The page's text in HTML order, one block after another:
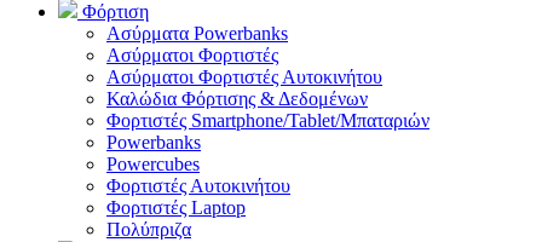
Φόρτιση
Ασύρματα Powerbanks
Aσύρματοι Φορτιστές
Ασύρματοι Φορτιστές Αυτοκινήτου
Καλώδια Φόρτισης & Δεδομένων
Φορτιστές Smartphone/Tablet/Μπαταριών
Powerbanks
Powercubes
Φορτιστές Αυτοκινήτου
Φορτιστές Laptop
Πολύπριζα